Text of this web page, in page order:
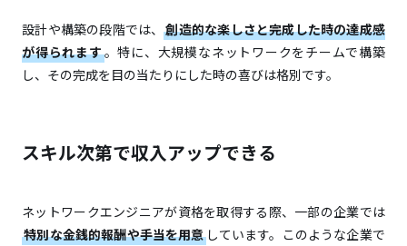
設計や構築の段階では、創造的な楽しさと完成した時の達成感
が得られます。特に、大規模なネットワークをチームで構築
し、その完成を目の当たりにした時の喜びは格別です。
スキル次第で収入アップできる
ネットワークエンジニアが資格を取得する際、一部の企業では
特別な金銭的報酬や手当を用意しています。このような企業で